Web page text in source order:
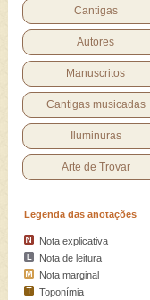
Cantigas
Autores
Manuscritos
Cantigas musicadas
Iluminuras
Arte de Trovar
Legenda das anotações
Nota explicativa
Nota de leitura
Nota marginal
Toponímia